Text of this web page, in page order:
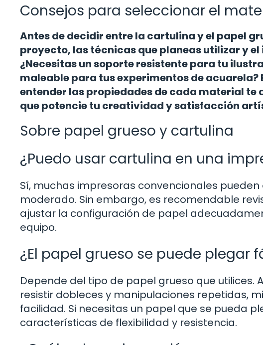
Consejos para seleccionar el
Antes de decidir entre la cartulina y el papel
proyecto, las técnicas que planeas utilizar y
¿Necesitas un soporte resistente para tu
maleable para tus experimentos de
entender las propiedades de cada material
que potencie tu creatividad y satisfacción
Sobre papel grueso y cartulina
¿Puedo usar cartulina en una
Sí, muchas impresoras convencionales
moderado. Sin embargo, es recomendable
ajustar la configuración de papel
equipo.
¿El papel grueso se puede plegar
Depende del tipo de papel grueso que
resistir dobleces y manipulaciones repetidas,
facilidad. Si necesitas un papel que se pueda
características de flexibilidad y resistencia.